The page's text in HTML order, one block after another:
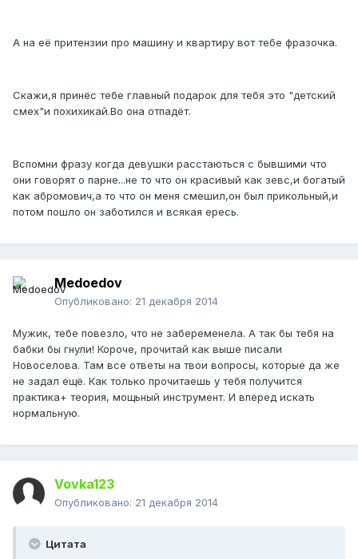
А на её притензии про машину и квартиру вот тебе фразочка.
Скажи,я принёс тебе главный подарок для тебя это "детский
смех"и похихикай.Во она отпадёт.
Вспомни фразу когда девушки расстаються с бывшими что
они говорят о парне...не то что он красивый как зевс,и богатый
как абромович,а то что он меня смешил,он был прикольный,и
потом пошло он заботился и всякая ересь.
Medoedov
Опубликовано: 21 декабря 2014
Мужик, тебе повезло, что не забеременела. А так бы тебя на
бабки бы гнули! Короче, прочитай как выше писали
Новоселова. Там все ответы на твои вопросы, которые да же
не задал ещё. Как только прочитаешь у тебя получится
практика+ теория, мощьный инструмент. И вперед искать
нормальную.
Vovka123
Опубликовано: 21 декабря 2014
Цитата